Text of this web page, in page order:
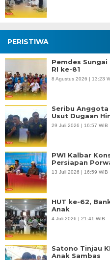
PERISTIWA
Pemdes
RI ke-81
8 Agustus 2026 | 13:23
Seribu Anggota
Usut Dugaan
29 Juli 2026 | 16:57 WIB
PWI Kalbar
Persiapan
13 Juli 2026 | 16:59 WIB
HUT ke-62,
Anak
4 Juli 2026 | 21:41 WIB
Satono Tinjau
Anak Sambas